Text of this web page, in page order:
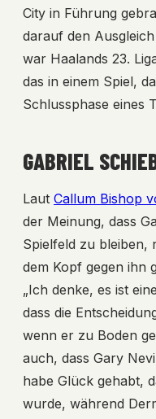
City in Führung
darauf den
war Haalands 23.
das in einem Spiel,
Schlussphase eines
GABRIEL
Laut Callum Bishop
der Meinung, dass
Spielfeld zu bleiben,
dem Kopf gegen ihn
„Ich denke, es ist
dass die
wenn er zu Boden
auch, dass Gary
habe Glück gehabt,
wurde, während